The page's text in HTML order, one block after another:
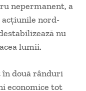
nepermanent, a
nord-
nu
lumii.
în două rânduri
economice tot